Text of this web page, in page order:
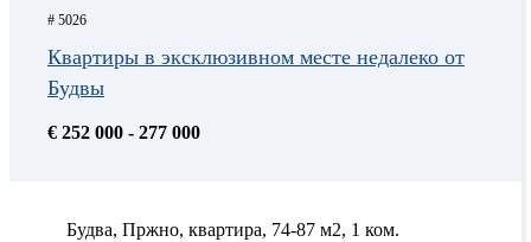
# 5026
Квартиры в эксклюзивном месте недалеко от
Будвы
€ 252 000 - 277 000
Будва, Пржно, квартира, 74-87 м2, 1 ком.